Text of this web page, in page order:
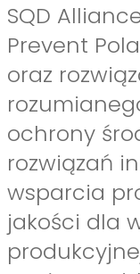
SQD
Prevent
oraz
ochrony
rozwiązań
wsparcia
jakości dla